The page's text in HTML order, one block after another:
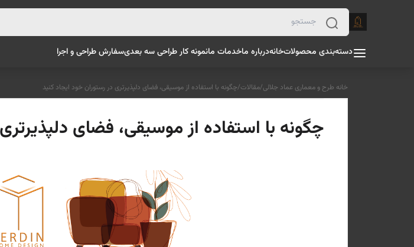
دسته‌بندی محصولاتخانهدرباره ماخدمات مانمونه کار طراحی سه بعدیسفارش طراحی و اجرا
خانه طرح و معماری عماد جلالی/مقالات/چگونه با استفاده از موسیقی، فضای دلپذیرتری در رستوران خود ایجاد کنید
چگونه با استفاده از موسیقی، فضای